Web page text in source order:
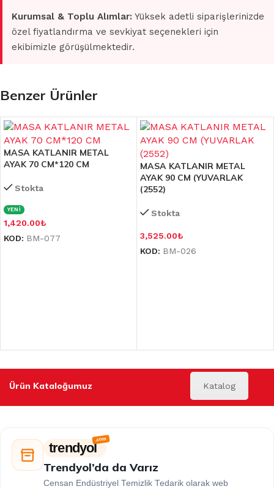
Kurumsal & Toplu Alımlar: Yüksek adetli siparişlerinizde
özel fiyatlandırma ve sevkiyat seçenekleri için
ekibimizle görüşülmektedir.
Benzer Ürünler
MASA KATLANIR METAL
AYAK 70 CM*120 CM
Stokta
YENİ
1,420.00₺
KOD: BM-077
MASA KATLANIR METAL
AYAK 90 CM (YUVARLAK
(2552)
Stokta
3,525.00₺
KOD: BM-026
Ürün Kataloğumuz Katalog
trendyol
Trendyol’da da Varız
Censan Endüstriyel Temizlik Tedarik olarak web